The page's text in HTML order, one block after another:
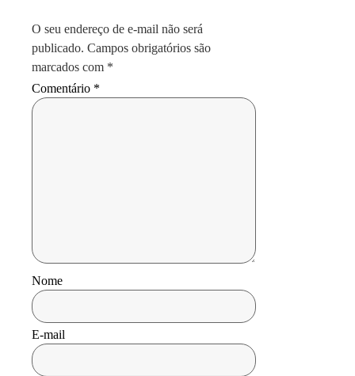
O seu endereço de e-mail não será
publicado. Campos obrigatórios são
marcados com *
Comentário *
Nome
E-mail